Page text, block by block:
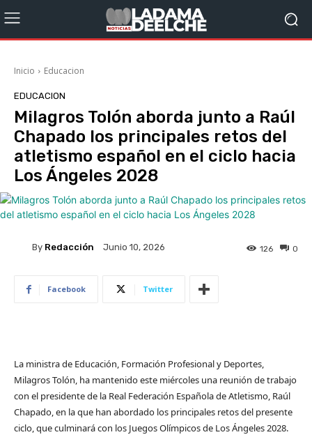
Inicio Educacion
EDUCACION
Milagros Tolón aborda junto a Raúl
Chapado los principales retos del
atletismo español en el ciclo hacia
Los Ángeles 2028
By Redacción Junio 10, 2026 0
126
Facebook Twitter
La ministra de Educación, Formación Profesional y Deportes,
Milagros Tolón, ha mantenido este miércoles una reunión de trabajo
con el presidente de la Real Federación Española de Atletismo, Raúl
Chapado, en la que han abordado los principales retos del presente
ciclo, que culminará con los Juegos Olímpicos de Los Ángeles 2028.